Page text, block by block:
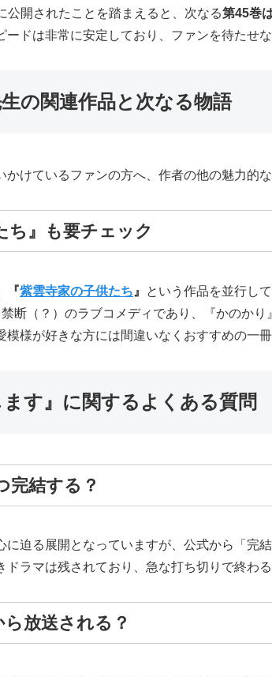
公開されたことを踏まえると、次なる第45巻
ドは非常に安定しており、ファンを待たせ
の関連作品と次なる物語
かけているファンの方へ、作者の他の魅力的
ち』も要チェック
『紫雲寺家の子供たち 』
という作品を並行し
断（？）のラブコメディであり、『かのか
様が好きな方には間違いなくおすすめの一冊
ます』に関するよくある質問
完結する？
に迫る展開となっていますが、公式から「完
ラマは残されており、急な打ち切りで終わ
放送される？